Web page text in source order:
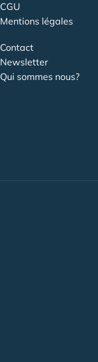
CGU
Mentions légales
Contact
Newsletter
Qui sommes nous?